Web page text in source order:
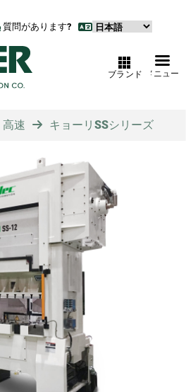
質問があります?
メニュー
ブランド
高速 キョーリSSシリーズ